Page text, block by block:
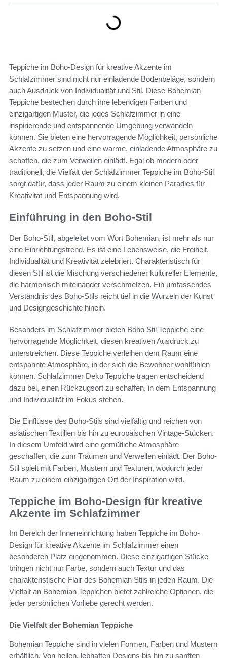
Teppiche im Boho-Design für kreative Akzente im
Schlafzimmer sind nicht nur einladende Bodenbeläge, sondern
auch Ausdruck von Individualität und Stil. Diese Bohemian
Teppiche bestechen durch ihre lebendigen Farben und
einzigartigen Muster, die jedes Schlafzimmer in eine
inspirierende und entspannende Umgebung verwandeln
können. Sie bieten eine hervorragende Möglichkeit, persönliche
Akzente zu setzen und eine warme, einladende Atmosphäre zu
schaffen, die zum Verweilen einlädt. Egal ob modern oder
traditionell, die Vielfalt der Schlafzimmer Teppiche im Boho-Stil
sorgt dafür, dass jeder Raum zu einem kleinen Paradies für
Kreativität und Entspannung wird.
Einführung in den Boho-Stil
Der Boho-Stil, abgeleitet vom Wort Bohemian, ist mehr als nur
eine Einrichtungstrend. Es ist eine Lebensweise, die Freiheit,
Individualität und Kreativität zelebriert. Charakteristisch für
diesen Stil ist die Mischung verschiedener kultureller Elemente,
die harmonisch miteinander verschmelzen. Ein umfassendes
Verständnis des Boho-Stils reicht tief in die Wurzeln der Kunst
und Designgeschichte hinein.
Besonders im Schlafzimmer bieten Boho Stil Teppiche eine
hervorragende Möglichkeit, diesen kreativen Ausdruck zu
unterstreichen. Diese Teppiche verleihen dem Raum eine
entspannte Atmosphäre, in der sich die Bewohner wohlfühlen
können. Schlafzimmer Deko Teppiche tragen entscheidend
dazu bei, einen Rückzugsort zu schaffen, in dem Entspannung
und Individualität im Fokus stehen.
Die Einflüsse des Boho-Stils sind vielfältig und reichen von
asiatischen Textilien bis hin zu europäischen Vintage-Stücken.
In diesem Umfeld wird eine gemütliche Atmosphäre
geschaffen, die zum Träumen und Verweilen einlädt. Der Boho-
Stil spielt mit Farben, Mustern und Texturen, wodurch jeder
Raum zu einem einzigartigen Ort der Inspiration wird.
Teppiche im Boho-Design für kreative
Akzente im Schlafzimmer
Im Bereich der Inneneinrichtung haben Teppiche im Boho-
Design für kreative Akzente im Schlafzimmer einen
besonderen Platz eingenommen. Diese einzigartigen Stücke
bringen nicht nur Farbe, sondern auch Textur und das
charakteristische Flair des Bohemian Stils in jeden Raum. Die
Vielfalt an Bohemian Teppichen bietet zahlreiche Optionen, die
jeder persönlichen Vorliebe gerecht werden.
Die Vielfalt der Bohemian Teppiche
Bohemian Teppiche sind in vielen Formen, Farben und Mustern
erhältlich. Von hellen, lebhaften Designs bis hin zu sanften